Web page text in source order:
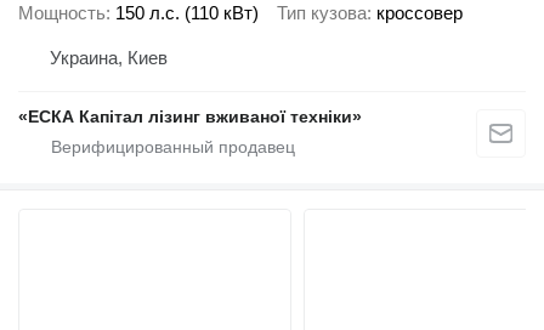
Мощность 150 л.с. (110 кВт) Тип кузова кроссовер
Украина, Киев
«ЕСКА Капітал лізинг вживаної техніки»